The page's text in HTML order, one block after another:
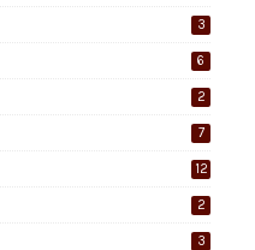
3
6
2
7
12
2
3